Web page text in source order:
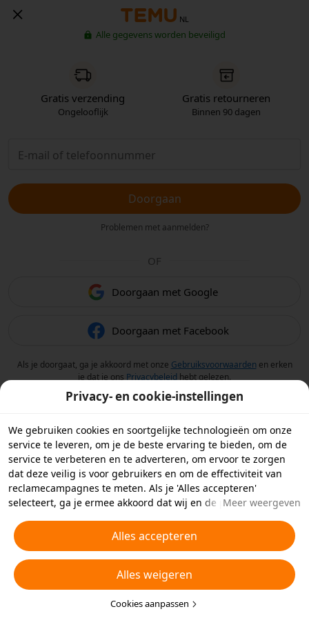
NL
Alle gegevens worden beveiligd
Gratis verzending
Ongelooflijk
Gratis retourneren
Binnen 90 dagen
Doorgaan
Problemen met aanmelden?
OF
Doorgaan met Google
Doorgaan met Facebook
Als je doorgaat, ga je akkoord met onze Gebruiksvoorwaarden en erken
je dat je ons Privacybeleid hebt gelezen.
Privacy- en cookie-instellingen
We gebruiken cookies en soortgelijke technologieën om onze
service te leveren, om je de beste ervaring te bieden, om de
service te verbeteren en te adverteren, om ervoor te zorgen
dat deze veilig is voor gebruikers en om de effectiviteit van
reclamecampagnes te meten. Als je 'Alles accepteren'
selecteert, ga je ermee akkoord dat wij en de partners
technologieën op je apparaat opslaan voor
reclamedoeleinden. Je kunt ook kiezen welke typen cookies je
wilt toestaan of afwijzen door hieronder of in je
privacyinstellingen op 'Cookies aanpassen' te klikken.
Raadpleeg voor meer informatie onsBeleid inzake cookies en
soortgelijke technologieën.
Meer weergeven
Alles accepteren
Alles weigeren
Cookies aanpassen